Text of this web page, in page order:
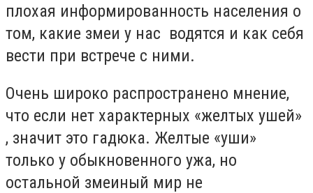
плохая информированность населения о
том, какие змеи у нас водятся и как себя
вести при встрече с ними.
Очень широко распространено мнение,
что если нет характерных «желтых ушей»
, значит это гадюка. Желтые «уши»
только у обыкновенного ужа, но
остальной змеиный мир не